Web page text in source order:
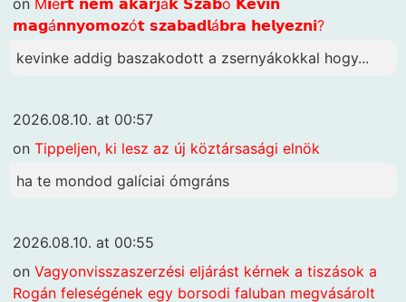
on M𝗶é𝗿𝘁 𝗻𝗲𝗺 𝗮𝗸𝗮𝗿𝗷á𝗸 𝗦𝘇𝗮𝗯ó 𝗞𝗲𝘃𝗶𝗻
𝗺𝗮𝗴á𝗻𝗻𝘆𝗼𝗺𝗼𝘇ó𝘁 𝘀𝘇𝗮𝗯𝗮𝗱𝗹á𝗯𝗿𝗮 𝗵𝗲𝗹𝘆𝗲𝘇𝗻𝗶?
kevinke addig baszakodott a zsernyákokkal hogy...
2026.08.10. at 00:57
on Tippeljen, ki lesz az új köztársasági elnök
ha te mondod galíciai ómgráns
2026.08.10. at 00:55
on Vagyonvisszaszerzési eljárást kérnek a tiszások a
Rogán feleségének egy borsodi faluban megvásárolt